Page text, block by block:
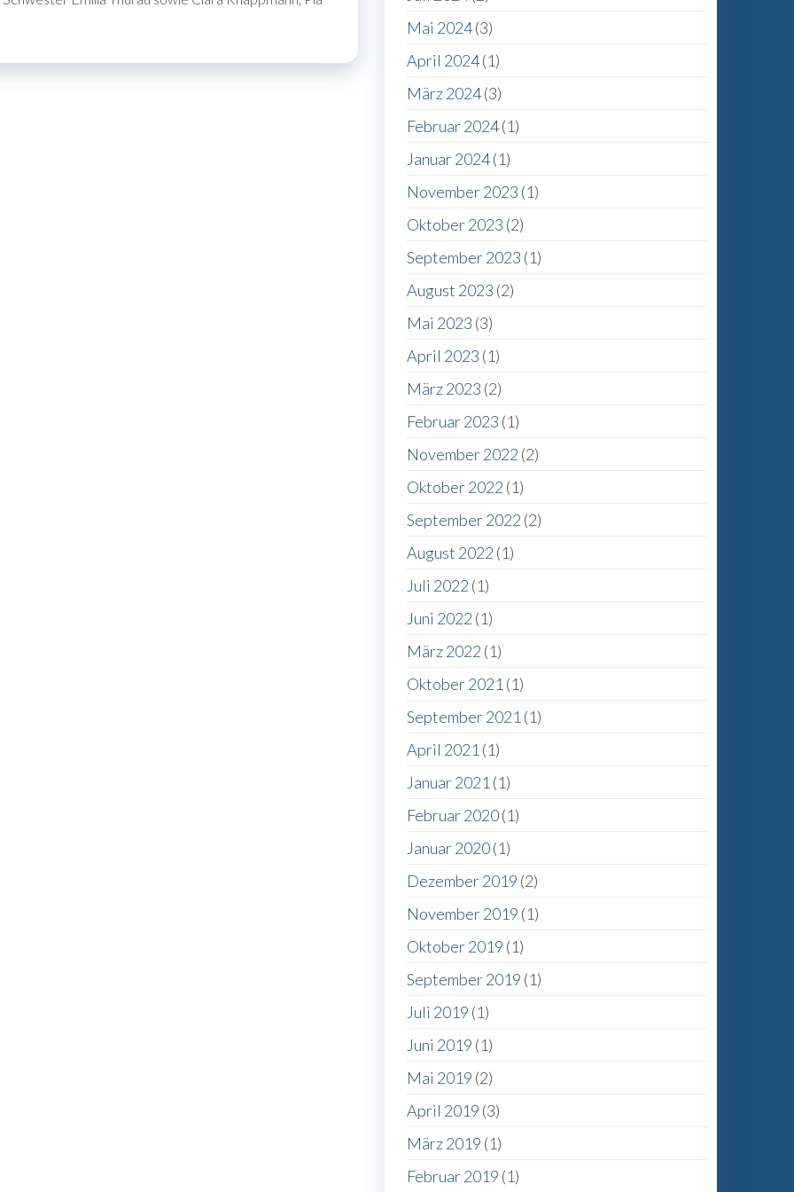
Mai 2024(3)
April 2024(1)
März 2024(3)
Februar 2024(1)
Januar 2024(1)
November 2023 (1)
Oktober 2023 (2)
September 2023 (1)
August 2023 (2)
Mai 2023 (3)
April 2023 (1)
März 2023 (2)
Februar 2023 (1)
November 2022 (2)
Oktober 2022 (1)
September 2022 (2)
August 2022 (1)
Juli 2022 (1)
Juni 2022 (1)
März 2022 (1)
Oktober 2021 (1)
September 2021 (1)
April 2021 (1)
Januar 2021 (1)
Februar 2020(1)
Januar 2020(1)
Dezember 2019 (2)
November 2019 (1)
Oktober 2019 (1)
September 2019 (1)
Juli 2019 (1)
Juni 2019 (1)
Mai 2019 (2)
April 2019 (3)
März 2019 (1)
Februar 2019 (1)